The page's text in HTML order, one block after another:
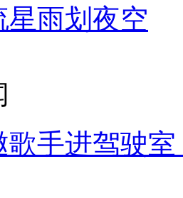
星雨划夜空
歌手进驾驶